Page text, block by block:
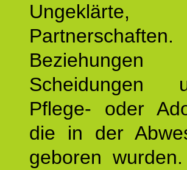
Scheidungen
Pflege- oder
die in der
geboren